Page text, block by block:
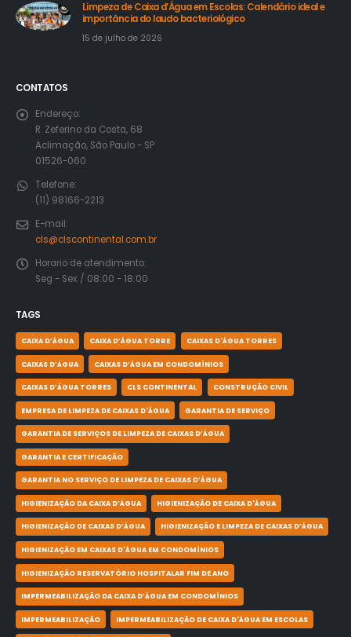
Limpeza de Caixa d’Água em Escolas: Calendário ideal e
importância do laudo bacteriológico
15 de julho de 2026
CONTATOS
Endereço:
R. Zeferino da Costa, 68
Aclimação, São Paulo - SP
01526-060
Telefone:
(11) 98166-2213
E-mail:
cls@clscontinental.com.br
Horario de atendimento:
Seg - Sex / 08:00 - 18:00
TAGS
CAIXA D’ÁGUA CAIXA D’ÁGUA TORRE CAIXAS D'ÁGUA TORRES
CAIXAS D’ÁGUA CAIXAS D’ÁGUA EM CONDOMÍNIOS
CAIXAS D’ÁGUA TORRES CLS CONTINENTAL CONSTRUÇÃO CIVIL
EMPRESA DE LIMPEZA DE CAIXAS D'ÁGUA GARANTIA DE SERVIÇO
GARANTIA DE SERVIÇOS DE LIMPEZA DE CAIXAS D’ÁGUA
GARANTIA E CERTIFICAÇÃO
GARANTIA NO SERVIÇO DE LIMPEZA DE CAIXAS D’ÁGUA
HIGIENIZAÇÃO DA CAIXA D’ÁGUA HIGIENIZAÇÃO DE CAIXA D'ÁGUA
HIGIENIZAÇÃO DE CAIXAS D’ÁGUA HIGIENIZAÇÃO E LIMPEZA DE CAIXAS D’ÁGUA
HIGIENIZAÇÃO EM CAIXAS D'ÁGUA EM CONDOMÍNIOS
HIGIENIZAÇÃO RESERVATÓRIO HOSPITALAR FIM DE ANO
IMPERMEABILIZAÇÃO DA CAIXA D’ÁGUA EM CONDOMÍNIOS
IMPERMEABILIZAÇÃO IMPERMEABILIZAÇÃO DE CAIXA D'ÁGUA EM ESCOLAS